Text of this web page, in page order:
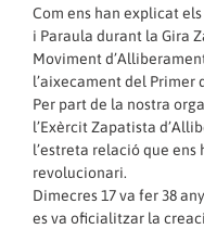
Com ens han explicat
i Paraula durant la Gira
Moviment
l’aixecament del Primer
Per part de la nostra
l’Exèrcit Zapatista
l’estreta relació que
revolucionari.
Dimecres 17 va fer 38
es va oficialitzar la